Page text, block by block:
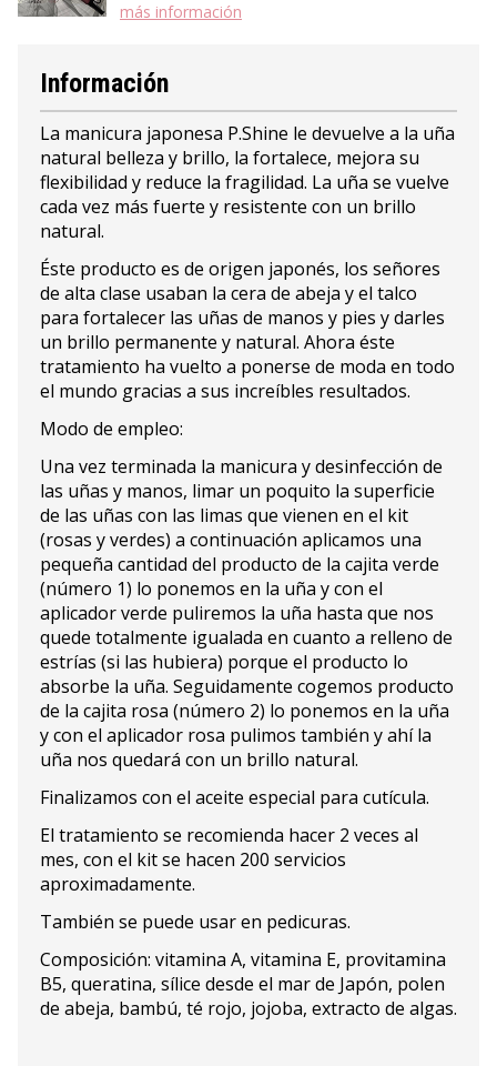
más información
Información
La manicura japonesa P.Shine le devuelve a la uña
natural belleza y brillo, la fortalece, mejora su
flexibilidad y reduce la fragilidad. La uña se vuelve
cada vez más fuerte y resistente con un brillo
natural.
Éste producto es de origen japonés, los señores
de alta clase usaban la cera de abeja y el talco
para fortalecer las uñas de manos y pies y darles
un brillo permanente y natural. Ahora éste
tratamiento ha vuelto a ponerse de moda en todo
el mundo gracias a sus increíbles resultados.
Modo de empleo:
Una vez terminada la manicura y desinfección de
las uñas y manos, limar un poquito la superficie
de las uñas con las limas que vienen en el kit
(rosas y verdes) a continuación aplicamos una
pequeña cantidad del producto de la cajita verde
(número 1) lo ponemos en la uña y con el
aplicador verde puliremos la uña hasta que nos
quede totalmente igualada en cuanto a relleno de
estrías (si las hubiera) porque el producto lo
absorbe la uña. Seguidamente cogemos producto
de la cajita rosa (número 2) lo ponemos en la uña
y con el aplicador rosa pulimos también y ahí la
uña nos quedará con un brillo natural.
Finalizamos con el aceite especial para cutícula.
El tratamiento se recomienda hacer 2 veces al
mes, con el kit se hacen 200 servicios
aproximadamente.
También se puede usar en pedicuras.
Composición: vitamina A, vitamina E, provitamina
B5, queratina, sílice desde el mar de Japón, polen
de abeja, bambú, té rojo, jojoba, extracto de algas.